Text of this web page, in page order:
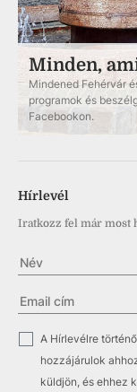
Minden,
Mindened Fehérvár
programok és
Facebookon.
Hírlevél
Iratkozz fel már most
A Hírlevélre
hozzájárulok
küldjön, és ehhez